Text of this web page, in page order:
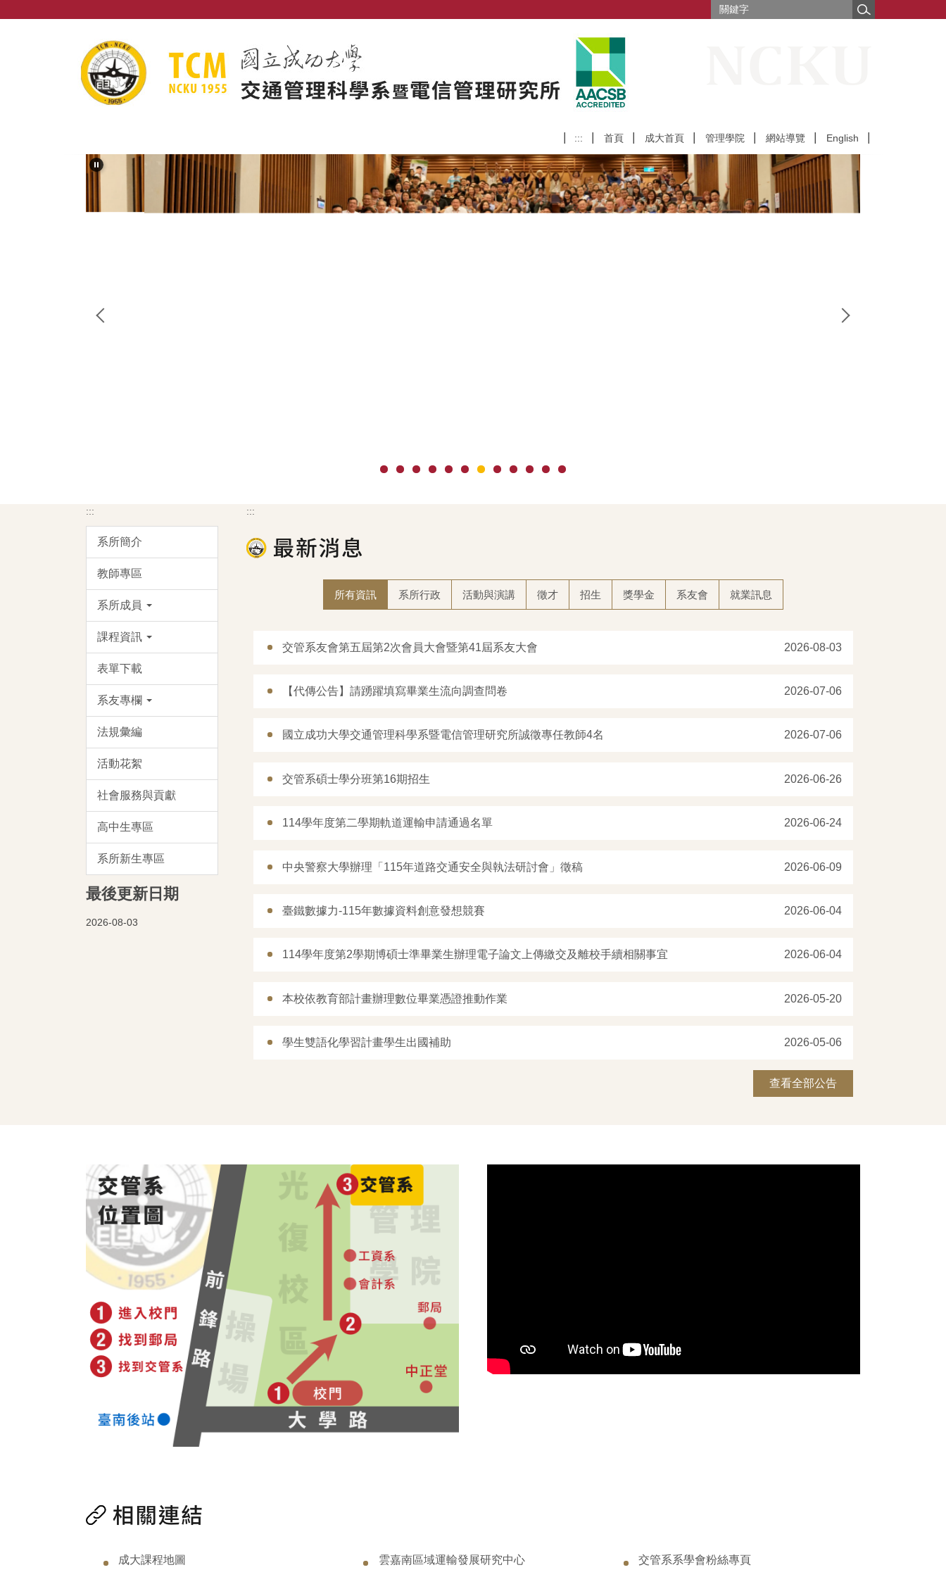
::: 首頁 成大首頁 管理學院 網站導覽 English
:::
系所簡介
教師專區
系所成員
課程資訊
表單下載
系友專欄
法規彙編
活動花絮
社會服務與貢獻
高中生專區
系所新生專區
最後更新日期
2026-08-03
:::
所有資訊 系所行政 活動與演講 徵才 招生 獎學金 系友會 就業訊息
交管系友會第五屆第2次會員大會暨第41屆系友大會 2026-08-03
【代傳公告】請踴躍填寫畢業生流向調查問卷 2026-07-06
國立成功大學交通管理科學系暨電信管理研究所誠徵專任教師4名 2026-07-06
交管系碩士學分班第16期招生 2026-06-26
114學年度第二學期軌道運輸申請通過名單 2026-06-24
中央警察大學辦理「115年道路交通安全與執法研討會」徵稿 2026-06-09
臺鐵數據力-115年數據資料創意發想競賽 2026-06-04
114學年度第2學期博碩士準畢業生辦理電子論文上傳繳交及離校手續相關事宜 2026-06-04
本校依教育部計畫辦理數位畢業憑證推動作業 2026-05-20
學生雙語化學習計畫學生出國補助 2026-05-06
查看全部公告
成大課程地圖 雲嘉南區域運輸發展研究中心 交管系系學會粉絲專頁